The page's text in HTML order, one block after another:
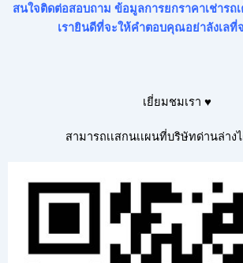
สนใจติดต่อสอบถาม ข้อมูลการยกราคาเช่ารถ
เรายินดีที่จะให้คำตอบคุณอย่าลังเลที่
เยี่ยมชมเรา ♥
สามารถเเสกนเเผนที่บริษัทด่านล่าง